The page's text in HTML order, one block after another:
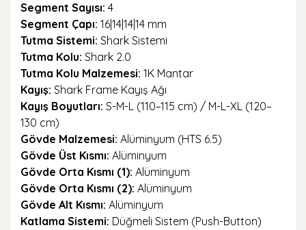
Segment Sayısı: 4
Segment Çapı: 16|14|14|14 mm
Tutma Sistemi: Shark Sistemi
Tutma Kolu: Shark 2.0
Tutma Kolu Malzemesi: 1K Mantar
Kayış: Shark Frame Kayış Ağı
Kayış Boyutları: S-M-L (110–115 cm) / M-L-XL (120–
130 cm)
Gövde Malzemesi: Alüminyum (HTS 6.5)
Gövde Üst Kısmı: Alüminyum
Gövde Orta Kısmı (1): Alüminyum
Gövde Orta Kısmı (2): Alüminyum
Gövde Alt Kısmı: Alüminyum
Katlama Sistemi: Düğmeli Sistem (Push-Button)